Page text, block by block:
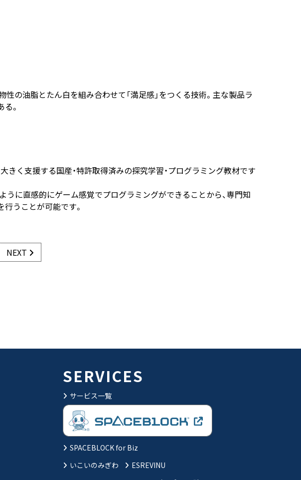
の油脂とたん白を組み合わせて「満足感」をつくる技術。主な製品ラ
。
大きく支援する国産・特許取得済みの探究学習・プログラミング教材です
に直感的にゲーム感覚でプログラミングができることから、専門知
うことが可能です。
NEXT
SERVICES
サービス一覧
SPACEBLOCK for Biz
いこいのみぎわ
ESREVINU